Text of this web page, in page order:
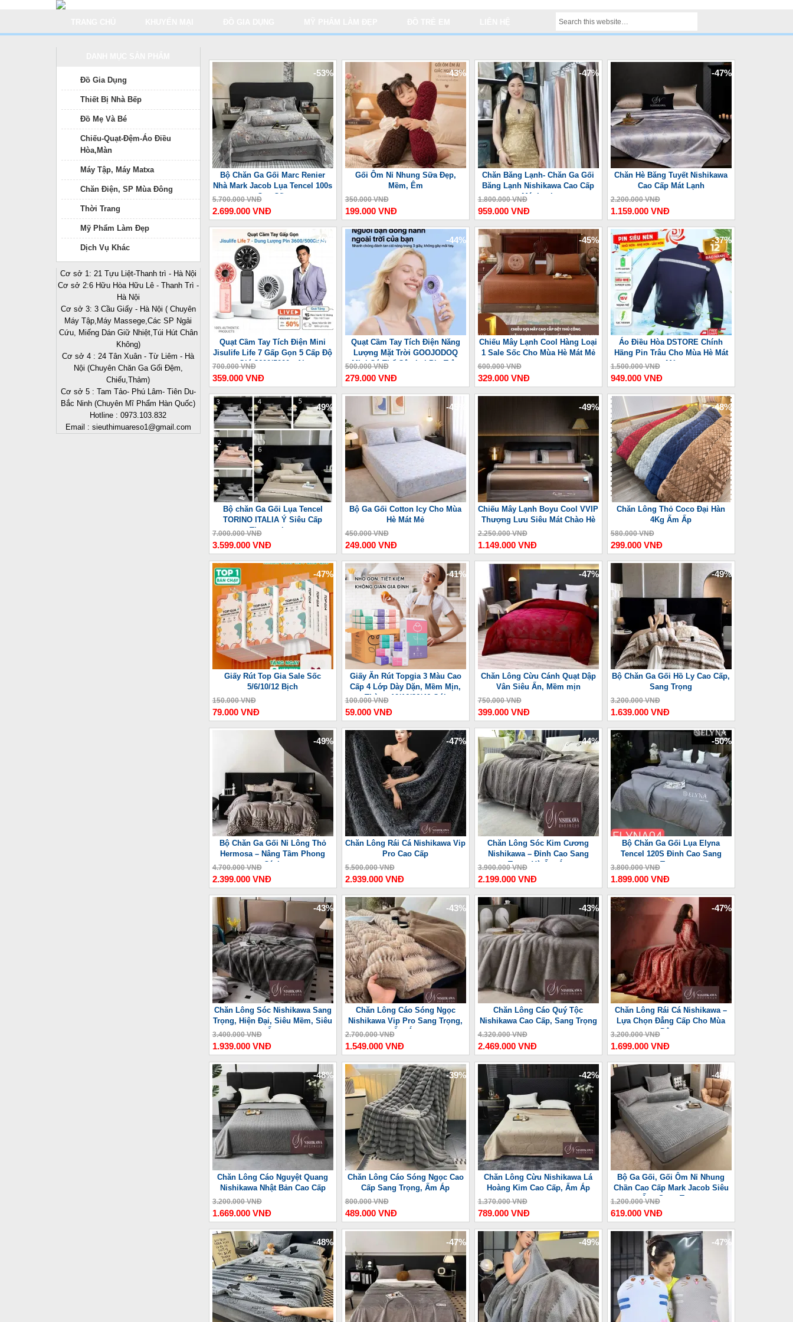
-53%
Bộ Chăn Ga Gối Marc Renier
Nhà Mark Jacob Lụa Tencel 100s
Cao Cấp
5.700.000 VNĐ
2.699.000 VNĐ
-43%
Gối Ôm Nỉ Nhung Sữa Đẹp,
Mềm, Êm
350.000 VNĐ
199.000 VNĐ
-47%
Chăn Băng Lạnh- Chăn Ga Gối
Băng Lạnh Nishikawa Cao Cấp
Mát Lạnh
1.800.000 VNĐ
959.000 VNĐ
-47%
Chăn Hè Băng Tuyết Nishikawa
Cao Cấp Mát Lạnh
2.200.000 VNĐ
1.159.000 VNĐ
-49%
Quạt Cầm Tay Tích Điện Mini
Jisulife Life 7 Gấp Gọn 5 Cấp Độ
Gió 3600/5000mAh
700.000 VNĐ
359.000 VNĐ
-44%
Quạt Cầm Tay Tích Điện Năng
Lượng Mặt Trời GOOJODOQ
Mini Có Thể Gập Lại Pin Trâu
3600 mAh
500.000 VNĐ
279.000 VNĐ
-45%
Chiếu Mây Lạnh Cool Hàng Loại
1 Sale Sốc Cho Mùa Hè Mát Mẻ
600.000 VNĐ
329.000 VNĐ
-37%
Áo Điều Hòa DSTORE Chính
Hãng Pin Trâu Cho Mùa Hè Mát
Mẻ
1.500.000 VNĐ
949.000 VNĐ
-49%
Bộ chăn Ga Gối Lụa Tencel
TORINO ITALIA Ý Siêu Cấp
Thượng Lưu
7.000.000 VNĐ
3.599.000 VNĐ
-45%
Bộ Ga Gối Cotton Icy Cho Mùa
Hè Mát Mẻ
450.000 VNĐ
249.000 VNĐ
-49%
Chiếu Mây Lạnh Boyu Cool VVIP
Thượng Lưu Siêu Mát Chào Hè
2.250.000 VNĐ
1.149.000 VNĐ
-48%
Chăn Lông Thỏ Coco Đại Hàn
4Kg Ấm Ấp
580.000 VNĐ
299.000 VNĐ
-47%
Giấy Rút Top Gia Sale Sốc
5/6/10/12 Bịch
150.000 VNĐ
79.000 VNĐ
-41%
Giấy Ăn Rút Topgia 3 Màu Cao
Cấp 4 Lớp Dày Dặn, Mềm Mịn,
Thùng 10/16/36/46 Gói
100.000 VNĐ
59.000 VNĐ
-47%
Chăn Lông Cừu Cánh Quạt Dập
Vân Siêu Ấn, Mềm mịn
750.000 VNĐ
399.000 VNĐ
-49%
Bộ Chăn Ga Gối Hồ Ly Cao Cấp,
Sang Trọng
3.200.000 VNĐ
1.639.000 VNĐ
-49%
Bộ Chăn Ga Gối Nỉ Lông Thỏ
Hermosa – Nâng Tầm Phong
Cách
4.700.000 VNĐ
2.399.000 VNĐ
-47%
Chăn Lông Rái Cá Nishikawa Vip
Pro Cao Cấp
5.500.000 VNĐ
2.939.000 VNĐ
-44%
Chăn Lông Sóc Kim Cương
Nishikawa – Đỉnh Cao Sang
Trọng Và Ấm Áp
3.900.000 VNĐ
2.199.000 VNĐ
-50%
Bộ Chăn Ga Gối Lụa Elyna
Tencel 120S Đỉnh Cao Sang
Trọng
3.800.000 VNĐ
1.899.000 VNĐ
-43%
Chăn Lông Sóc Nishikawa Sang
Trọng, Hiện Đại, Siêu Mềm, Siêu
Ấm
3.400.000 VNĐ
1.939.000 VNĐ
-43%
Chăn Lông Cáo Sóng Ngọc
Nishikawa Vip Pro Sang Trọng,
Ấm Áp
2.700.000 VNĐ
1.549.000 VNĐ
-43%
Chăn Lông Cáo Quý Tộc
Nishikawa Cao Cấp, Sang Trọng
4.320.000 VNĐ
2.469.000 VNĐ
-47%
Chăn Lông Rái Cá Nishikawa –
Lựa Chọn Đẳng Cấp Cho Mùa
Đông
3.200.000 VNĐ
1.699.000 VNĐ
-48%
Chăn Lông Cáo Nguyệt Quang
Nishikawa Nhật Bản Cao Cấp
3.200.000 VNĐ
1.669.000 VNĐ
-39%
Chăn Lông Cáo Sóng Ngọc Cao
Cấp Sang Trọng, Ấm Áp
800.000 VNĐ
489.000 VNĐ
-42%
Chăn Lông Cừu Nishikawa Lá
Hoàng Kim Cao Cấp, Ấm Áp
1.370.000 VNĐ
789.000 VNĐ
-48%
Bộ Ga Gối, Gối Ôm Nỉ Nhung
Chần Cao Cấp Mark Jacob Siêu
Ấm, Sang Trọng
1.200.000 VNĐ
619.000 VNĐ
-48% -47% -49% -47%
Đồ Gia Dụng
Thiết Bị Nhà Bếp
Đồ Mẹ Và Bé
Chiếu-Quạt-Đệm-Áo Điều
Hòa,Màn
Máy Tập, Máy Matxa
Chăn Điện, SP Mùa Đông
Thời Trang
Mỹ Phẩm Làm Đẹp
Dịch Vụ Khác
Cơ sở 1: 21 Tựu Liệt-Thanh trì - Hà Nội
Cơ sở 2:6 Hữu Hòa Hữu Lê - Thanh Trì -
Hà Nội
Cơ sở 3: 3 Cầu Giấy - Hà Nội ( Chuyên
Máy Tập,Máy Massege,Các SP Ngải
Cứu, Miếng Dán Giữ Nhiệt,Túi Hút Chân
Không)
Cơ sở 4 : 24 Tân Xuân - Từ Liêm - Hà
Nội (Chuyên Chăn Ga Gối Đệm,
Chiếu,Thảm)
Cơ sở 5 : Tam Tảo- Phú Lâm- Tiên Du-
Bắc Ninh (Chuyên Mĩ Phẩm Hàn Quốc)
Hotline : 0973.103.832
Email : sieuthimuareso1@gmail.com